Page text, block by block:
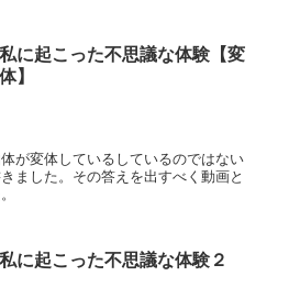
私に起こった不思議な体験【変
体】
が変体しているしているのではない
ました。その答えを出すべく動画と
私に起こった不思議な体験２